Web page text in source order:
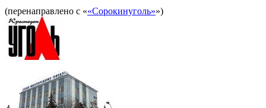
(перенаправлено с ««Сорокинуголь»»)